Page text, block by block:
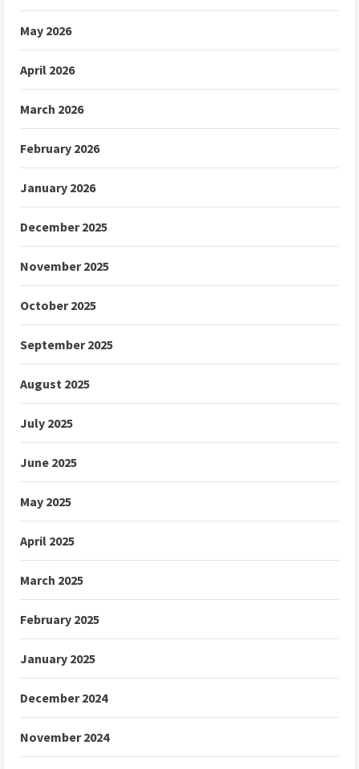
May 2026
April 2026
March 2026
February 2026
January 2026
December 2025
November 2025
October 2025
September 2025
August 2025
July 2025
June 2025
May 2025
April 2025
March 2025
February 2025
January 2025
December 2024
November 2024